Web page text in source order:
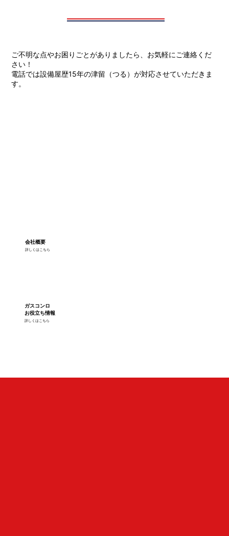
ご不明な点やお困りごとがありましたら、お気軽にご連絡くだ
さい！
電話では設備屋歴15年の津留（つる）が対応させていただきま
す。
詳しくはこちら
会社概要
詳しくはこちら
ガスコンロ
お役立ち情報